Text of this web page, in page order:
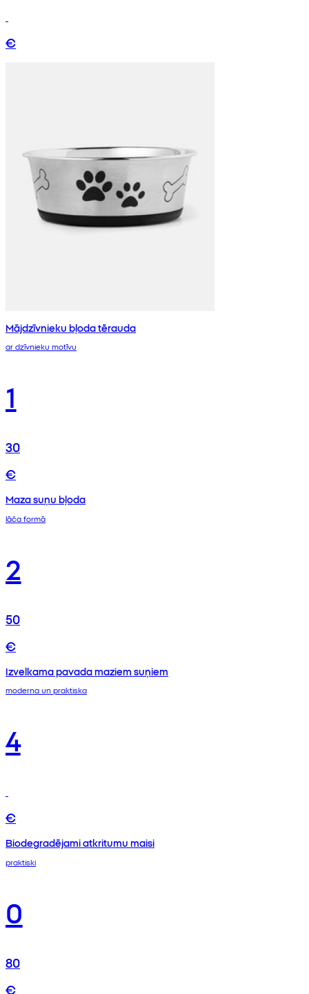
€
Mājdzīvnieku bļoda tērauda
ar dzīvnieku motīvu
1
30
€
Maza suņu bļoda
lāča formā
2
50
€
Izvelkama pavada maziem suņiem
moderna un praktiska
4
€
Biodegradējami atkritumu maisi
praktiski
0
80
€